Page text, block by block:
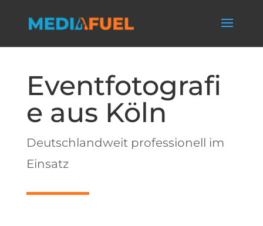
Eventfotografi
e aus Köln
Deutschlandweit professionell im
Einsatz